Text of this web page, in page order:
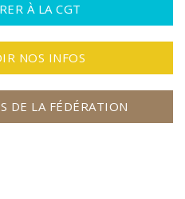
À LA CGT
NOS INFOS
DE LA FÉDÉRATION